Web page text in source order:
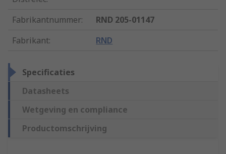
Fabrikantnummer:
RND 205-01147
Fabrikant: RND
Specificaties
Datasheets
Wetgeving en compliance
Productomschrijving